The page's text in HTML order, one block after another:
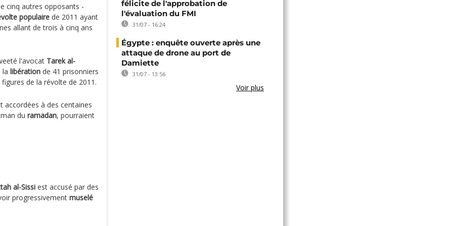
cinq autres opposants -
populaire de 2011 ayant
allant de trois à cinq ans
l'avocat Tarek al-
la libération de 41 prisonniers
de la révolte de 2011.
accordées à des centaines
du ramadan, pourraient
al-Sissi est accusé par des
progressivement muselé
félicite de l'approbation de
l'évaluation du FMI
31/07 - 16:24
Égypte : enquête ouverte après une
attaque de drone au port de
Damiette
31/07 - 13:56
Voir plus